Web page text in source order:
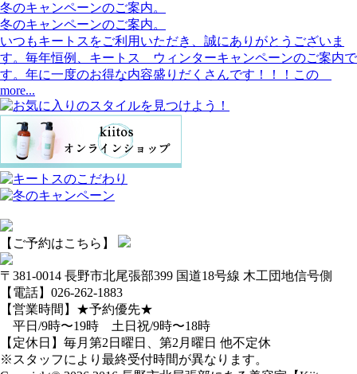
冬のキャンペーンのご案内。
冬のキャンペーンのご案内。
いつもキートスをご利用いただき、誠にありがとうございま
す。毎年恒例、キートス ウィンターキャンペーンのご案内で
す。年に一度のお得な内容盛りだくさんです！！！この
more...
【ご予約はこちら】
〒381-0014 長野市北尾張部399 国道18号線 木工団地信号側
【電話】026-262-1883
【営業時間】★予約優先★
平日/9時〜19時 土日祝/9時〜18時
【定休日】毎月第2日曜日、第2月曜日 他不定休
※スタッフにより最終受付時間が異なります。